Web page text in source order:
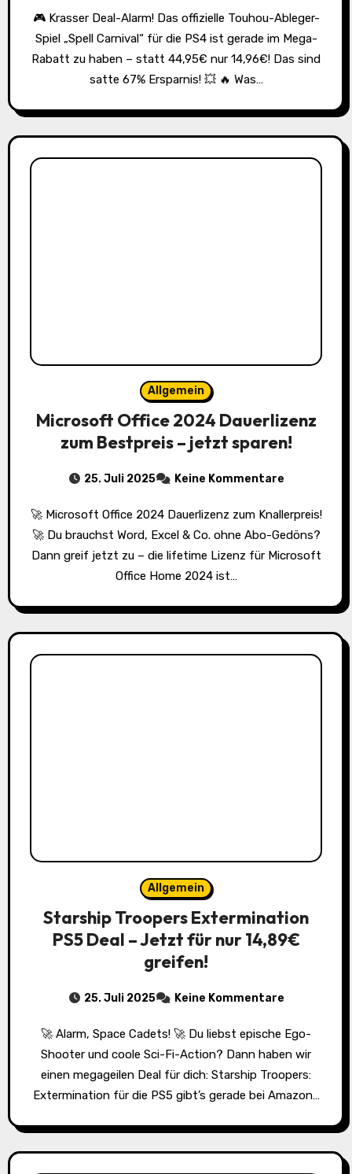
🎮 Krasser Deal-Alarm! Das offizielle Touhou-Ableger-
Spiel „Spell Carnival“ für die PS4 ist gerade im Mega-
Rabatt zu haben – statt 44,95€ nur 14,96€! Das sind
satte 67% Ersparnis! 💥 🔥 Was…
Allgemein
Microsoft Office 2024 Dauerlizenz
zum Bestpreis – jetzt sparen!
25. Juli 2025 Keine Kommentare
🚀 Microsoft Office 2024 Dauerlizenz zum Knallerpreis!
🚀 Du brauchst Word, Excel & Co. ohne Abo-Gedöns?
Dann greif jetzt zu – die lifetime Lizenz für Microsoft
Office Home 2024 ist…
Allgemein
Starship Troopers Extermination
PS5 Deal – Jetzt für nur 14,89€
greifen!
25. Juli 2025 Keine Kommentare
🚀 Alarm, Space Cadets! 🚀 Du liebst epische Ego-
Shooter und coole Sci-Fi-Action? Dann haben wir
einen megageilen Deal für dich: Starship Troopers:
Extermination für die PS5 gibt’s gerade bei Amazon…